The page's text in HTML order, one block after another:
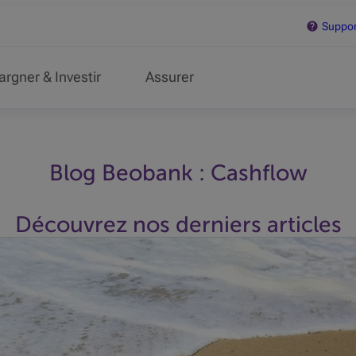
& Investir Assurer
Blog Beobank : Cashflow
Découvrez nos derniers articles
prévisibles... C'est le cas du pécule de vacances de vos